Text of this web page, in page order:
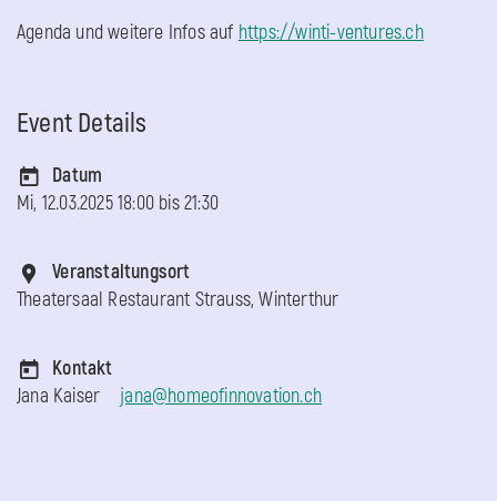
Agenda und weitere Infos auf https://winti-ventures.ch
Event Details
Datum
Mi, 12.03.2025 18:00 bis21:30
Veranstaltungsort
Theatersaal Restaurant Strauss, Winterthur
Kontakt
Jana Kaiser
jana@homeofinnovation.ch